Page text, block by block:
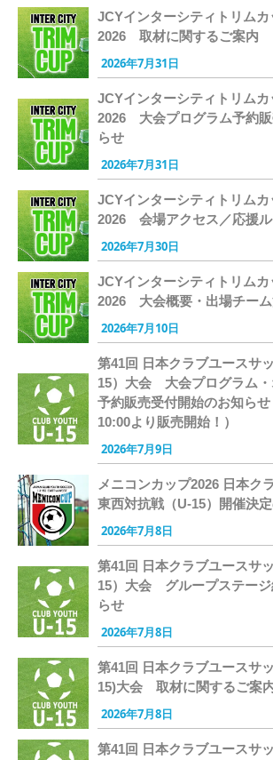
JCYインターシティトリムカ
2026 取材に関するご案内
2026年7月31日
JCYインターシティトリムカ
2026 大会プログラム予約
らせ
2026年7月31日
JCYインターシティトリムカ
2026 会場アクセス／応援ル
2026年7月30日
JCYインターシティトリムカ
2026 大会概要・出場チー
2026年7月10日
第41回 日本クラブユースサ
15）大会 大会プログラム・
予約販売受付開始のお知らせ
10:00より販売開始！）
2026年7月9日
メニコンカップ2026 日本ク
東西対抗戦（U-15）開催決
2026年7月8日
第41回 日本クラブユースサ
15）大会 グループステージ
らせ
2026年7月8日
第41回 日本クラブユースサ
15)大会 取材に関するご案
2026年7月8日
第41回 日本クラブユースサ